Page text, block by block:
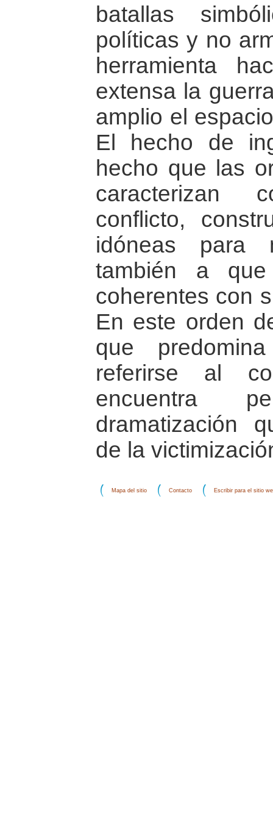
batallas
políticas y no
herramienta
extensa la
amplio el
El hecho de
hecho que las
caracterizan
conflicto,
idóneas para
también a que
coherentes con
En este orden
que
referirse al
encuentra
dramatización
de la
Mapa del sitio Contacto Escribir para el sitio